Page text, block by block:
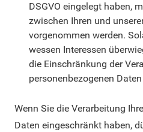
DSGVO eingelegt haben,
zwischen Ihren und
vorgenommen werden.
wessen Interessen
die Einschränkung der
personenbezogenen
Wenn Sie die Verarbeitung
Daten eingeschränkt haben,